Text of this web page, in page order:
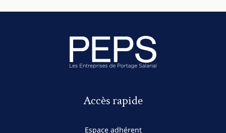
Accès rapide
Espace adhérent